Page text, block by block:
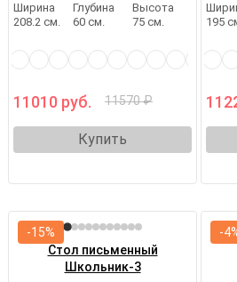
Ширина
208.2 см.
Глубина
60 см.
Высота
75 см.
11010 руб. 11570 ₽
Купить
195
Стол письменный
Школьник-3
-15%
-